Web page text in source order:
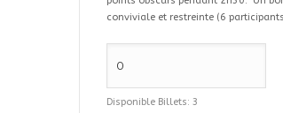
conviviale et restreinte (6
Disponible Billets: 3